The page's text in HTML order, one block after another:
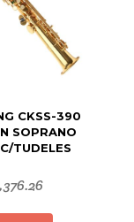
CKSS-390
SOPRANO
TUDELES